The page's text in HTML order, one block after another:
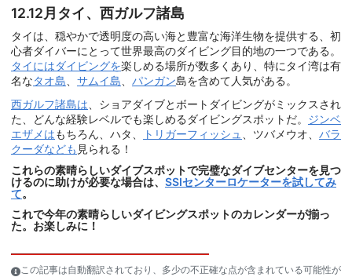
12.12月タイ、西ガルフ諸島
タイは、穏やかで透明度の高い海と豊富な海洋生物を提供する、初
心者ダイバーにとって世界最高のダイビング目的地の一つである。
タイにはダイビングを楽しめる場所が数多くあり、特にタイ湾は有
名なタオ島 サムイ島 パンガン島を含めて人気がある。
西ガルフ諸島は 、ショアダイブとボートダイビングがミックスされ
た、どんな経験レベルでも楽しめるダイビングスポットだ。 ジンベ
エザメはもちろん、ハタ、 トリガーフィッシュ 、ツバメウオ、 バラ
クーダなども 見られる！
これらの素晴らしいダイブスポットで完璧なダイブセンターを見つ
けるのに助けが必要な場合は、 SSIセンターロケーターを試してみ
て。
これで今年の素晴らしいダイビングスポットのカレンダーが揃っ
た。お楽しみに！
この記事は自動翻訳されており、多少の不正確な点が含まれている可能性が